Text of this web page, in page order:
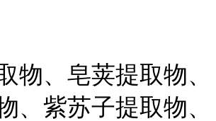
物、皂荚提取物、
、紫苏子提取物、